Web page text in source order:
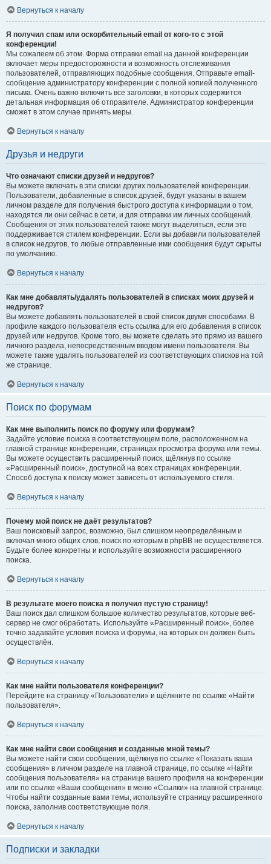
Вернуться к началу
Я получил спам или оскорбительный email от кого-то с этой
конференции!
Мы сожалеем об этом. Форма отправки email на данной конференции
включает меры предосторожности и возможность отслеживания
пользователей, отправляющих подобные сообщения. Отправьте email-
сообщение администратору конференции с полной копией полученного
письма. Очень важно включить все заголовки, в которых содержится
детальная информация об отправителе. Администратор конференции
сможет в этом случае принять меры.
Вернуться к началу
Друзья и недруги
Что означают списки друзей и недругов?
Вы можете включать в эти списки других пользователей конференции.
Пользователи, добавленные в список друзей, будут указаны в вашем
личном разделе для получения быстрого доступа к информации о том,
находятся ли они сейчас в сети, и для отправки им личных сообщений.
Сообщения от этих пользователей также могут выделяться, если это
поддерживается стилем конференции. Если вы добавили пользователей
в список недругов, то любые отправленные ими сообщения будут скрыты
по умолчанию.
Вернуться к началу
Как мне добавлять/удалять пользователей в списках моих друзей и
недругов?
Вы можете добавлять пользователей в свой список двумя способами. В
профиле каждого пользователя есть ссылка для его добавления в список
друзей или недругов. Кроме того, вы можете сделать это прямо из вашего
личного раздела, непосредственным вводом имени пользователя. Вы
можете также удалять пользователей из соответствующих списков на той
же странице.
Вернуться к началу
Поиск по форумам
Как мне выполнить поиск по форуму или форумам?
Задайте условие поиска в соответствующем поле, расположенном на
главной странице конференции, страницах просмотра форума или темы.
Вы можете осуществить расширенный поиск, щёлкнув по ссылке
«Расширенный поиск», доступной на всех страницах конференции.
Способ доступа к поиску может зависеть от используемого стиля.
Вернуться к началу
Почему мой поиск не даёт результатов?
Ваш поисковый запрос, возможно, был слишком неопределённым и
включал много общих слов, поиск по которым в phpBB не осуществляется.
Будьте более конкретны и используйте возможности расширенного
поиска.
Вернуться к началу
В результате моего поиска я получил пустую страницу!
Ваш поиск дал слишком большое количество результатов, которые веб-
сервер не смог обработать. Используйте «Расширенный поиск», более
точно задавайте условия поиска и форумы, на которых он должен быть
осуществлён.
Вернуться к началу
Как мне найти пользователя конференции?
Перейдите на страницу «Пользователи» и щёлкните по ссылке «Найти
пользователя».
Вернуться к началу
Как мне найти свои сообщения и созданные мной темы?
Вы можете найти свои сообщения, щёлкнув по ссылке «Показать ваши
сообщения» в личном разделе на главной странице, по ссылке «Найти
сообщения пользователя» на странице вашего профиля на конференции
или по ссылке «Ваши сообщения» в меню «Ссылки» на главной странице.
Чтобы найти созданные вами темы, используйте страницу расширенного
поиска, заполнив соответствующие поля.
Вернуться к началу
Подписки и закладки